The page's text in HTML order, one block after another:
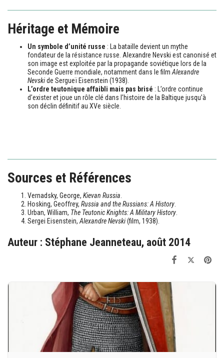
Héritage et Mémoire
Un symbole d’unité russe : La bataille devient un mythe
fondateur de la résistance russe. Alexandre Nevski est canonisé et
son image est exploitée par la propagande soviétique lors de la
Seconde Guerre mondiale, notamment dans le film Alexandre
Nevskide Sergueï Eisenstein (1938).
L’ordre teutonique affaibli mais pas brisé : L’ordre continue
d’exister et joue un rôle clé dans l’histoire de la Baltique jusqu’à
son déclin définitif au XVe siècle.
Sources et Références
Vernadsky, George, Kievan Russia
Hosking, Geoffrey, Russia and the Russians: A History
Urban, William, The Teutonic Knights: A Military History
Sergei Eisenstein, Alexandre Nevski(film, 1938).
Auteur : Stéphane Jeanneteau, août 2014